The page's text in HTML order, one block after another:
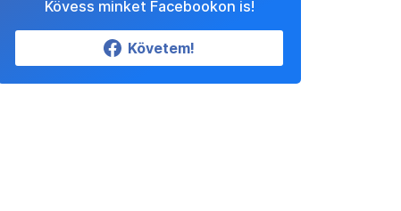
Kövess minket Facebookon is!
Követem!